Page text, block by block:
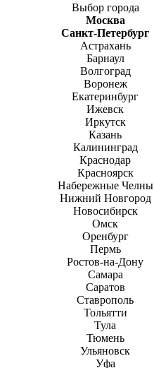
Выбор города
Москва
Санкт-Петербург
Астрахань
Барнаул
Волгоград
Воронеж
Екатеринбург
Ижевск
Иркутск
Казань
Калининград
Краснодар
Красноярск
Набережные Челны
Нижний Новгород
Новосибирск
Омск
Оренбург
Пермь
Ростов-на-Дону
Самара
Саратов
Ставрополь
Тольятти
Тула
Тюмень
Ульяновск
Уфа